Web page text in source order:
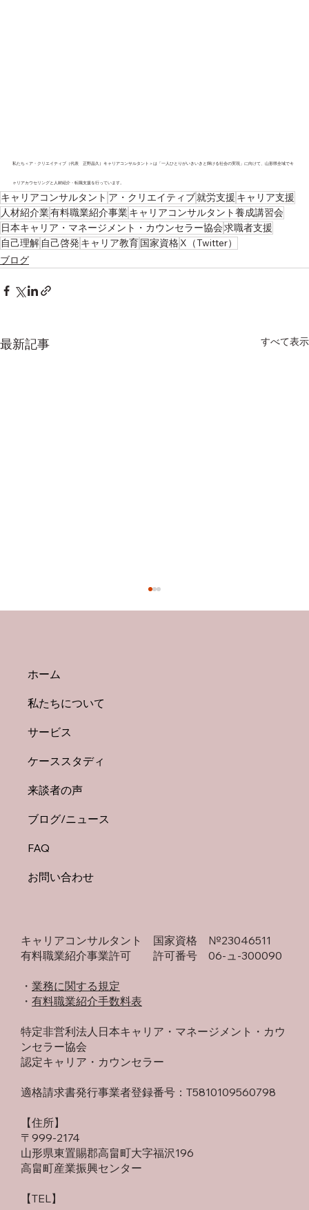
私たち＜ア・クリエイティブ（代表　正野晶久）キャリアコンサルタント＞は「一人ひとりがいきいきと輝ける社会の実現」に向けて、山形県全域でキ
ャリアカウセリングと人材紹介・転職支援を行っています。
キャリアコンサルタント ア・クリエイティブ就労支援 キャリア支援
人材紹介業有料職業紹介事業キャリアコンサルタント養成講習会
日本キャリア・マネージメント・カウンセラー協会求職者支援
自己理解 自己啓発 キャリア教育国家資格X（Twitter）
ブログ
最新記事 すべて表示
のヒント
ホーム
私たちについて
サービス
ケーススタディ
来談者の声
ブログ/ニュース
FAQ
お問い合わせ
キャリアコンサルタント 国家資格 №23046511
有料職業紹介事業許可 許可番号 06-ュ-300090
・​ 業務に関する規定
​・ 有料職業紹介手数料表
特定非営利法人日本キャリア・マネージメント・カウ
ンセラー協会
認定キャリア・カウンセラー
適格請求書発行事業者登録番号：T5810109560798
【住所】
〒999-2174
山形県東置賜郡高畠町大字福沢196
高畠町産業振興センター
​【TEL】